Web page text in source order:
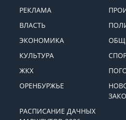
РЕКЛАМА
ВЛАСТЬ
ЭКОНОМИКА
КУЛЬТУРА
ЖКХ
ОРЕНБУРЖЬЕ
РАСПИСАНИЕ ДАЧНЫХ